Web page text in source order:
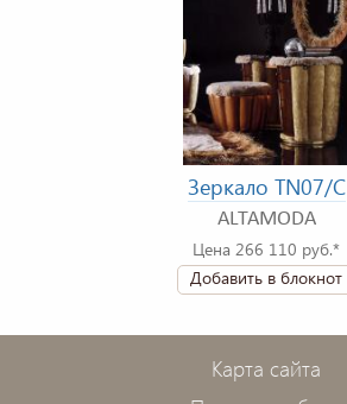
Зеркало TN07/C
ALTAMODA
Цена 266 110 руб.*
Добавить в блокнот
Карта сайта